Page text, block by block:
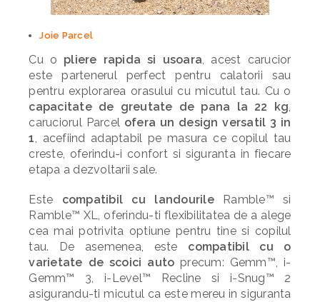
Joie Parcel
Cu o pliere rapida si usoara, acest carucior
este partenerul perfect pentru calatorii sau
pentru explorarea orasului cu micutul tau. Cu o
capacitate de greutate de pana la 22 kg,
caruciorul Parcel ofera un design versatil 3 in
1, acefiind adaptabil pe masura ce copilul tau
creste, oferindu-i confort si siguranta in fiecare
etapa a dezvoltarii sale.
Este compatibil cu landourileRamble™ si
Ramble™ XL, oferindu-ti flexibilitatea de a alege
cea mai potrivita optiune pentru tine si copilul
tau. De asemenea, este compatibil cu o
varietate de scoici auto precum: Gemm™, i-
Gemm™ 3, i-Level™ Recline si i-Snug™ 2
asigurandu-ti micutul ca este mereu in siguranta